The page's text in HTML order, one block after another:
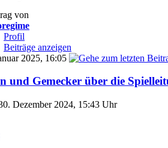
von
Profil
Beiträge anzeigen
2025, 16:05
und Gemecker über die
Dezember 2024, 15:43 Uhr